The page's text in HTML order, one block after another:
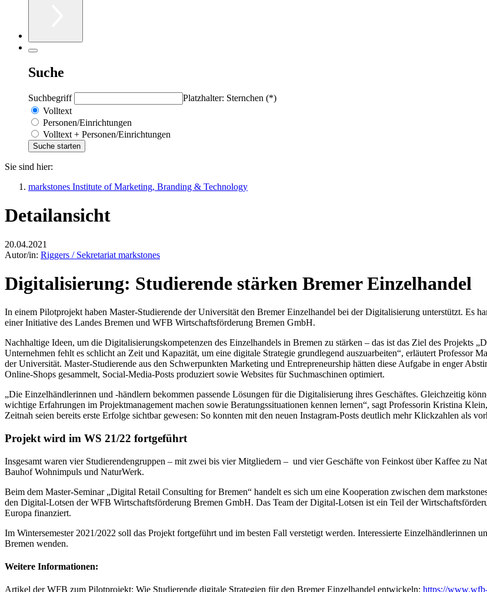
Suche
Suchbegriff
Platzhalter: Sternchen (*)
Volltext
Personen/Einrichtungen
Volltext + Personen/Einrichtungen
Sie sind hier:
markstones Institute of Marketing, Branding & Technology
Detailansicht
20.04.2021
Autor/in: Riggers / Sekretariat markstones
Digitalisierung: Studierende stärken Bremer Einzelhandel
In einem Pilotprojekt haben Master-Studierende der Universität den Bremer Einzelhandel bei der Digitalisierung unterstützt. Es
einer Initiative des Landes Bremen und WFB Wirtschaftsförderung Bremen GmbH.
Nachhaltige Ideen, um die Digitalisierungskompetenzen des Einzelhandels in Bremen zu stärken – das ist das Ziel des Projekts
Unternehmen fehlt es schlicht an Zeit und Kapazität, um eine digitale Strategie grundlegend auszuarbeiten“, erläutert
der Universität. Master-Studierende aus den Schwerpunkten Marketing und Entrepreneurship hätten diese Aufgabe in enger
Online-Shops gesammelt, Social-Media-Posts produziert sowie Websites für Suchmaschinen optimiert.
„Die Einzelhändlerinnen und -händlern bekommen passende Lösungen für die Digitalisierung ihres Geschäftes. Gleichzeitig
wichtige Erfahrungen im Projektmanagement machen sowie Beratungssituationen kennen lernen“, sagt Professorin Kristina
Zeitnah seien bereits erste Erfolge sichtbar gewesen: So konnten mit den neuen Instagram-Posts deutlich mehr Klickzahlen als
Projekt wird im WS 21/22 fortgeführt
Insgesamt waren vier Studierendengruppen – mit zwei bis vier Mitgliedern – und vier Geschäfte von Feinkost über Kaffee zu
Bauhof Wohnimpuls und NaturWerk.
Beim dem Master-Seminar „Digital Retail Consulting for Bremen“ handelt es sich um eine Kooperation zwischen dem
den Digital-Lotsen der WFB Wirtschaftsförderung Bremen GmbH. Das Team der Digital-Lotsen ist ein Teil der
Europa finanziert.
Im Wintersemester 2021/2022 soll das Projekt fortgeführt und im besten Fall verstetigt werden. Interessierte Einzelhändlerinnen
Bremen wenden.
Weitere Informationen:
Artikel der WFB zum Pilotprojekt: Wie Studierende digitale Strategien für den Bremer Einzelhandel entwickeln: https://